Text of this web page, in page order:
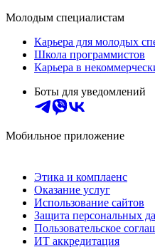
Молодым специалистам
Карьера для молодых
Школа программистов
Карьера в
Боты для уведомлений
Мобильное приложение
Этика и комплаенс
Оказание услуг
Использование сайтов
Защита персональных
Пользовательское
ИТ аккредитация